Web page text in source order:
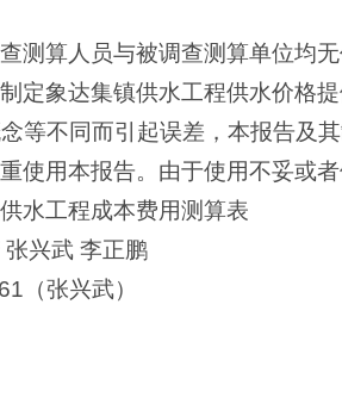
测算人员与被调查测算单位均无
定象达集镇供水工程供水价格
等不同而引起误差，本报告及其
使用本报告。由于使用不妥或
水工程成本费用测算表
兴武 李正鹏
（张兴武）